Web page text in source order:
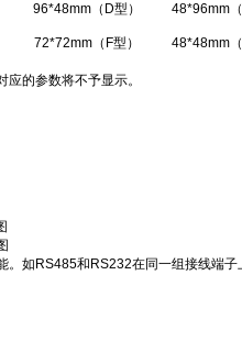
96*48mm（D型） 48*96mm（
72*72mm（F型）
48*48mm（
的参数将不予显示。
。如RS485和RS232在同一组接线端子